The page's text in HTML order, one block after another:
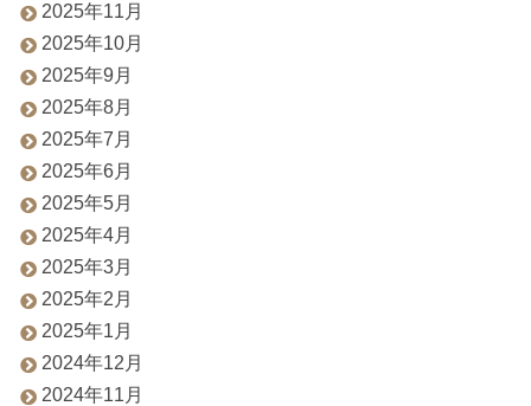
2025年11月
2025年10月
2025年9月
2025年8月
2025年7月
2025年6月
2025年5月
2025年4月
2025年3月
2025年2月
2025年1月
2024年12月
2024年11月